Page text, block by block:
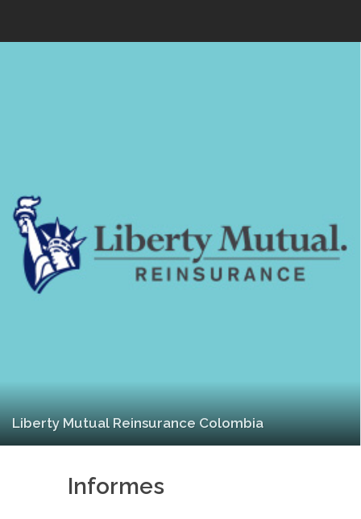
Liberty Mutual Reinsurance Colombia
Informes